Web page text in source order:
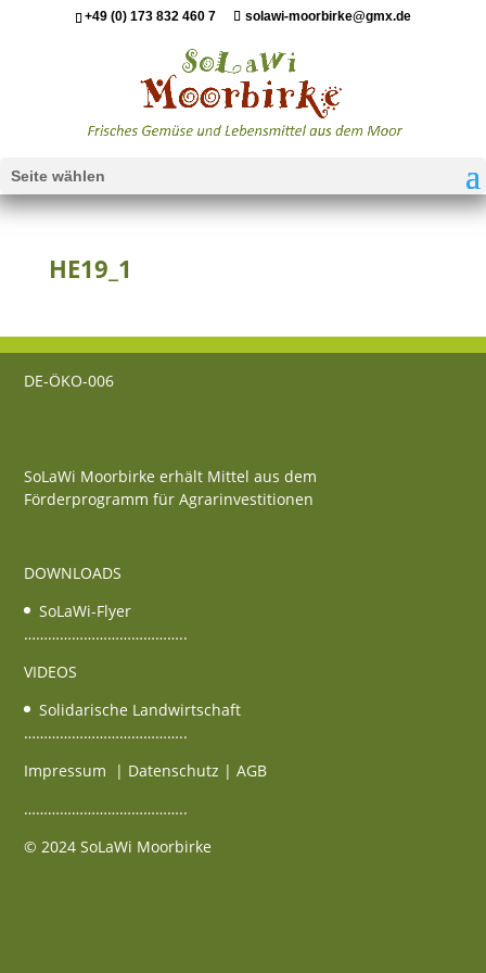
+49 (0) 173 832 460 7 solawi-moorbirke@gmx.de
Seite wählen
HE19_1
DE-ÖKO-006
SoLaWi Moorbirke erhält Mittel aus dem
Förderprogramm für Agrarinvestitionen
DOWNLOADS
SoLaWi-Flyer
…………………………………..
VIDEOS
Solidarische Landwirtschaft
…………………………………..
Impressum | Datenschutz | AGB
…………………………………..
© 2024 SoLaWi Moorbirke